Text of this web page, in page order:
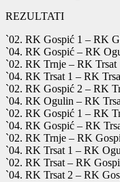
REZULTATI
`02. RK Gospić 1 – RK
`04. RK Gospić – RK
`02. RK Trnje – RK Trsat
`04. RK Trsat 1 – RK
`02. RK Gospić 2 – RK
`04. RK Ogulin – RK
`02. RK Gospić 1 – RK
`04. RK Gospić – RK
`02. RK Trnje – RK
`04. RK Trsat 1 – RK
`02. RK Trsat – RK
`04. RK Trsat 2 – RK